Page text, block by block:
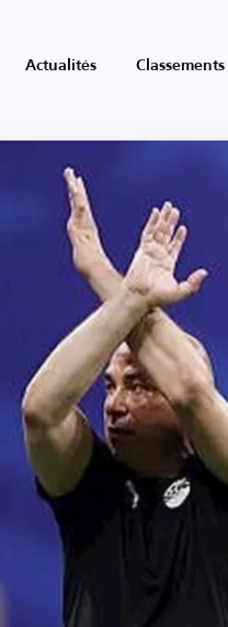
Actualités Classements